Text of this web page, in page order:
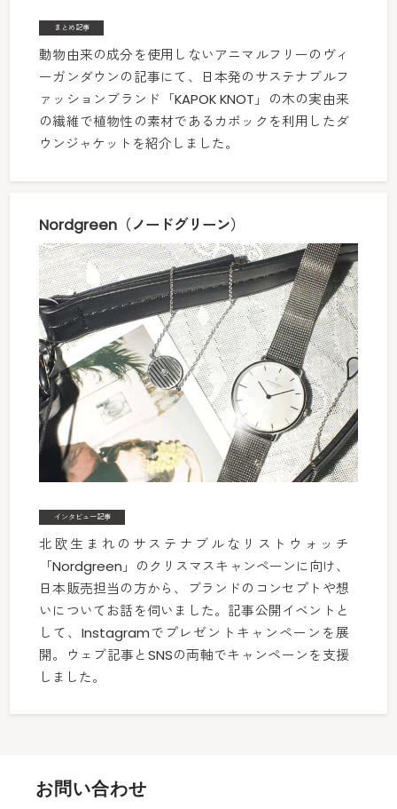
まとめ記事
動物由来の成分を使用しないアニマルフリーのヴィ
ーガンダウンの記事にて、日本発のサステナブルフ
ァッションブランド「KAPOK KNOT」の木の実由来
の繊維で植物性の素材であるカポックを利用したダ
ウンジャケットを紹介しました。
Nordgreen（ノードグリーン）
インタビュー記事
北欧生まれのサステナブルなリストウォッチ
「Nordgreen」のクリスマスキャンペーンに向け、
日本販売担当の方から、ブランドのコンセプトや想
いについてお話を伺いました。記事公開イベントと
して、Instagramでプレゼントキャンペーンを展
開。ウェブ記事とSNSの両軸でキャンペーンを支援
しました。
お問い合わせ